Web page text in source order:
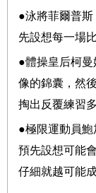
●泳將菲爾普
先設想每一場
●體操皇后柯
像的錦囊，然
掏出反覆練習
●極限運動員
預先設想可能
仔細就越可能成